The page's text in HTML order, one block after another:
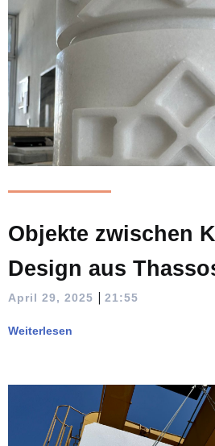
Objekte zwischen
Design aus
April 29, 2025 | 21:55
Weiterlesen